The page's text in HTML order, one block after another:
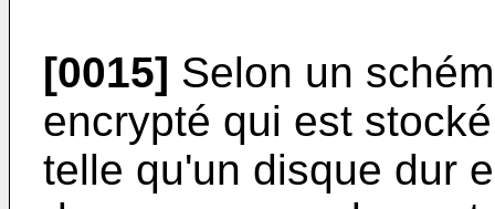
[0015] Selon un
encrypté qui est
telle qu'un disque dur